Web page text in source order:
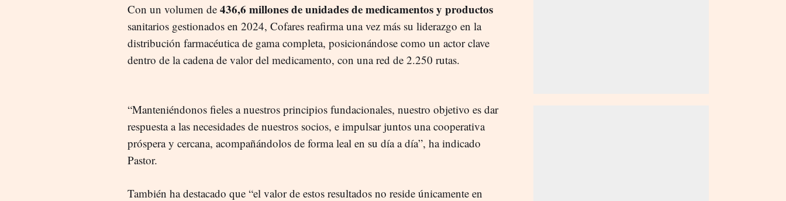
Con un volumen de 436,6 millones de unidades de medicamentos y productos
sanitarios gestionados en 2024, Cofares reafirma una vez más su liderazgo en la
distribución farmacéutica de gama completa, posicionándose como un actor clave
dentro de la cadena de valor del medicamento, con una red de 2.250 rutas.
“Manteniéndonos fieles a nuestros principios fundacionales, nuestro objetivo es dar
respuesta a las necesidades de nuestros socios, e impulsar juntos una cooperativa
próspera y cercana, acompañándolos de forma leal en su día a día”, ha indicado
Pastor.
También ha destacado que “el valor de estos resultados no reside únicamente en